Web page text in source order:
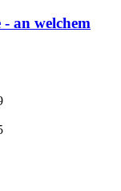
an welchem